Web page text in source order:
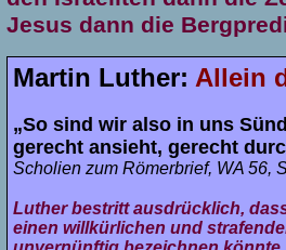
Jesus dann die
Martin Luther: Allein
„So sind wir also in uns
gerecht ansieht, gerecht
Scholien zum Römerbrief, WA 56,
Luther bestritt ausdrücklich,
einen willkürlichen und